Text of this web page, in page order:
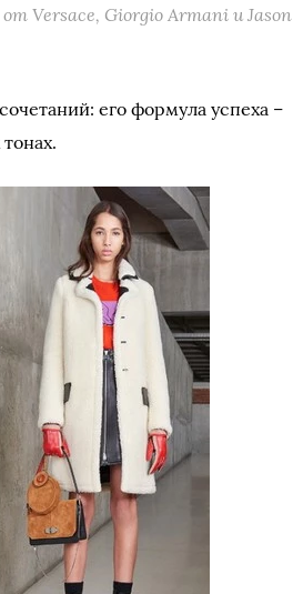
Versace, Giorgio Armani и Jason
его формула успеха –